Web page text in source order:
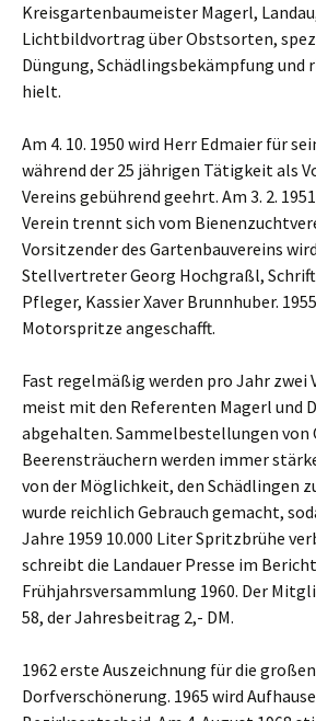
Kreisgartenbaumeister Magerl,
Lichtbildvortrag über Obstsorten,
Düngung, Schädlingsbekämpfung und
hielt.
Am 4. 10. 1950 wird Herr Edmaier für
während der 25 jährigen Tätigkeit als
Vereins gebührend geehrt. Am 3. 2.
Verein trennt sich vom
Vorsitzender des Gartenbauvereins
Stellvertreter Georg Hochgraßl,
Pfleger, Kassier Xaver Brunnhuber.
Motorspritze angeschafft.
Fast regelmäßig werden pro Jahr zwei
meist mit den Referenten Magerl und
abgehalten. Sammelbestellungen von
Beerensträuchern werden immer
von der Möglichkeit, den Schädlingen
wurde reichlich Gebrauch gemacht,
Jahre 1959 10.000 Liter Spritzbrühe
schreibt die Landauer Presse im
Frühjahrsversammlung 1960. Der
58, der Jahresbeitrag 2,- DM.
1962 erste Auszeichnung für die
Dorfverschönerung. 1965 wird